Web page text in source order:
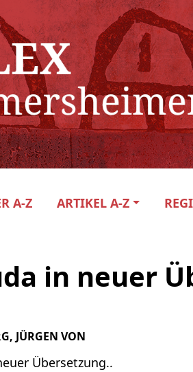
A-Z ARTIKEL A-Z
in neuer
JÜRGEN VON
Übersetzung..